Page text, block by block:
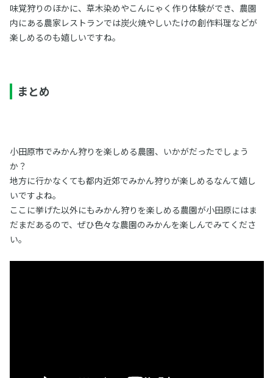
味覚狩りのほかに、草木染めやこんにゃく作り体験ができ、農園
内にある農家レストランでは炭火焼やしいたけの創作料理などが
楽しめるのも嬉しいですね。
まとめ
小田原市でみかん狩りを楽しめる農園、いかがだったでしょう
か？
地方に行かなくても都内近郊でみかん狩りが楽しめるなんて嬉し
いですよね。
ここに挙げた以外にもみかん狩りを楽しめる農園が小田原にはま
だまだあるので、ぜひ色々な農園のみかんを楽しんでみてくださ
い。